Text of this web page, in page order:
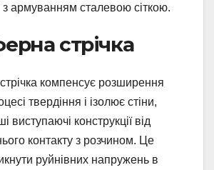
з армуванням сталевою сіткою.
стрічка
компенсує розширення
твердіння і ізолює стіни,
виступаючі конструкції від
контакту з розчином. Це
руйнівних напружень в